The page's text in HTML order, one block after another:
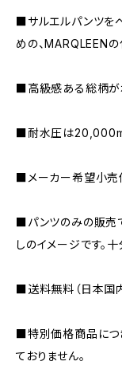
■サルエルパンツを
めの、MARQLEEN
■高級感ある総柄が
■耐水圧は
■メーカー希望小売
■パンツのみの販売で
しのイメージです。
■送料無料（日本国
■特別価格商品につ
ておりません。